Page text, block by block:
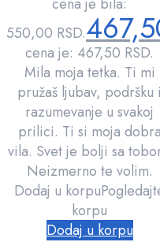
550,00 RSD.
cena je: 467,50 RSD.
Mila moja tetka. Ti mi
pružaš ljubav, podršku i
razumevanje u svakoj
prilici. Ti si moja dobra
vila. Svet je bolji sa
Neizmerno te volim.
Dodaj u korpu
korpu
Dodaj u korpu